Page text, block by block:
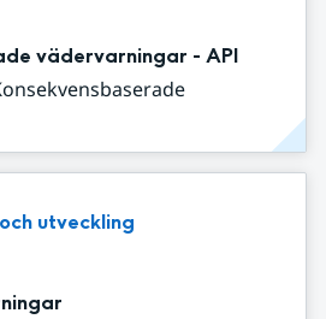
vädervarningar - API
utveckling